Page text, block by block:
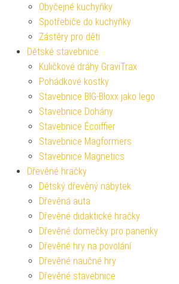
Obyčejné kuchyňky
Spotřebiče do kuchyňky
Zástěry pro děti
Dětské stavebnice
Kuličkové dráhy GraviTrax
Pohádkové kostky
Stavebnice BIG-Bloxx jako lego
Stavebnice Dohány
Stavebnice Écoiffier
Stavebnice Magformers
Stavebnice Magnetics
Dřevěné hračky
Dětský dřevěný nábytek
Dřevěná auta
Dřevěné didaktické hračky
Dřevěné domečky pro panenky
Dřevěné hry na povolání
Dřevěné naučné hry
Dřevěné stavebnice